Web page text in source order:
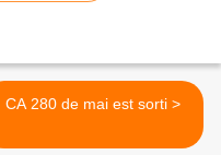
CA 280 de mai est sorti >